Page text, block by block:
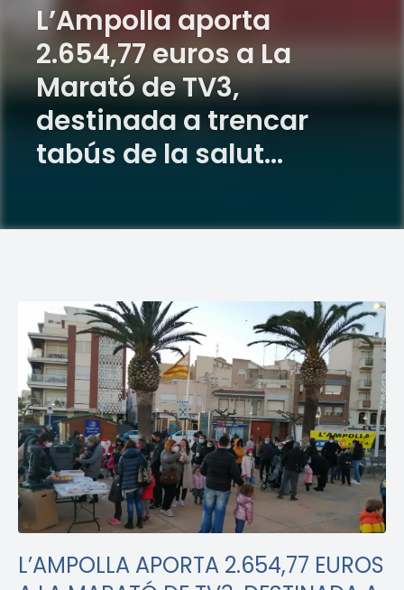
L’Ampolla aporta
2.654,77 euros a La
Marató de TV3,
destinada a trencar
tabús de la salut
L’AMPOLLA APORTA 2.654,77 EUROS